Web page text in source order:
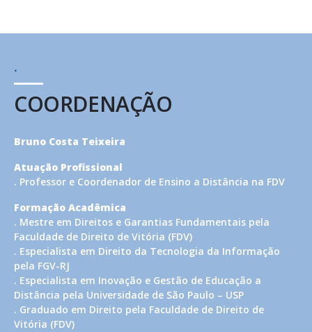
COORDENAÇÃO
.
Bruno Costa Teixeira
Atuação Profissional
. Professor e Coordenador de Ensino a Distância na FDV
Formação Acadêmica
. Mestre em Direitos e Garantias Fundamentais pela
Faculdade de Direito de Vitória (FDV)
. Especialista em Direito da Tecnologia da Informação
pela FGV-RJ
. Especialista em Inovação e Gestão de Educação a
Distância pela Universidade de São Paulo – USP
. Graduado em Direito pela Faculdade de Direito de
Vitória (FDV)